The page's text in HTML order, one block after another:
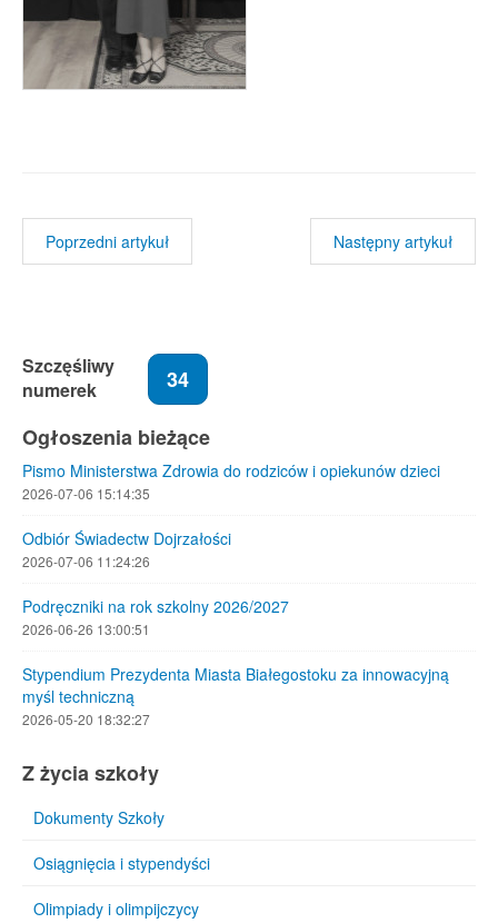
Poprzedni artykuł Następny artykuł
Szczęśliwy
numerek
34
Ogłoszenia bieżące
Pismo Ministerstwa Zdrowia do rodziców i opiekunów dzieci
2026-07-06 15:14:35
Odbiór Świadectw Dojrzałości
2026-07-06 11:24:26
Podręczniki na rok szkolny 2026/2027
2026-06-26 13:00:51
Stypendium Prezydenta Miasta Białegostoku za innowacyjną
myśl techniczną
2026-05-20 18:32:27
Z życia szkoły
Dokumenty Szkoły
Osiągnięcia i stypendyści
Olimpiady i olimpijczycy